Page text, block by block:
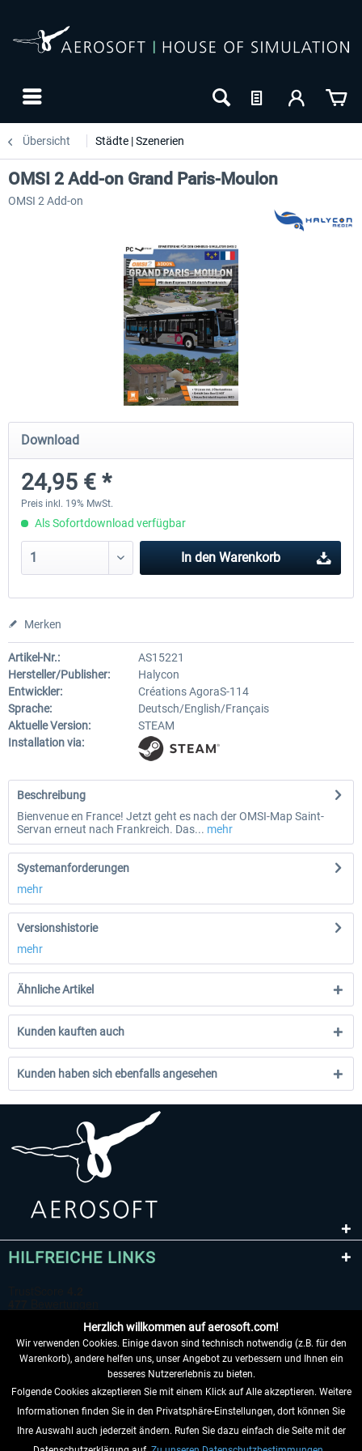
Übersicht Städte | Szenerien
OMSI 2 Add-on Thüringer Wald
29,99 € *
OMSI 2 Add-on Berlin Linie
OMSI 2 Add-on Grand Paris-Moulon
OMSI 2 Add-on
Download
24,95 € *
Preis inkl. 19% MwSt.
Als Sofortdownload verfügbar
In den Warenkorb
Merken
Artikel-Nr.:
AS15221
Hersteller/Publisher:
Halycon
Entwickler:
Créations AgoraS-114
Sprache:
Deutsch/English/Français
Aktuelle Version:
STEAM
Installation via:
Beschreibung
Bienvenue en France! Jetzt geht es nach der OMSI-Map Saint-
Servan erneut nach Frankreich. Das... mehr
Systemanforderungen
mehr
Versionshistorie
mehr
Ähnliche Artikel
Kunden kauften auch
Kunden haben sich ebenfalls angesehen
HILFREICHE LINKS
VERTRAG WIDERRUFEN
INFORMATIONEN
Herzlich willkommen auf aerosoft.com!
Wir verwenden Cookies. Einige davon sind technisch notwendig (z.B. für den
Warenkorb), andere helfen uns, unser Angebot zu verbessern und Ihnen ein
besseres Nutzererlebnis zu bieten.
Folgende Cookies akzeptieren Sie mit einem Klick auf Alle akzeptieren. Weitere
Informationen finden Sie in den Privatsphäre-Einstellungen, dort können Sie
Ihre Auswahl auch jederzeit ändern. Rufen Sie dazu einfach die Seite mit der